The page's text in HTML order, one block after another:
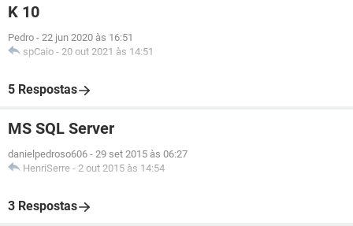
K 10
Pedro - 22 jun 2020 às 16:51
spCaio - 20 out 2021 às 14:51
5 Respostas
MS SQL Server
danielpedroso606 - 29 set 2015 às 06:27
HenriSerre - 2 out 2015 às 14:54
3 Respostas